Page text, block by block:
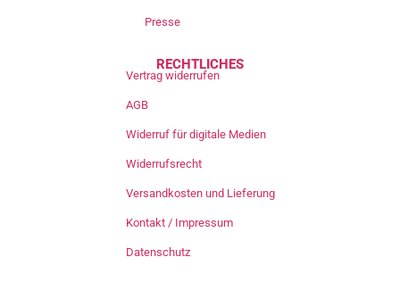
Presse
RECHTLICHES
Vertrag widerrufen
AGB
Widerruf für digitale Medien
Widerrufsrecht
Versandkosten und Lieferung
Kontakt / Impressum
Datenschutz